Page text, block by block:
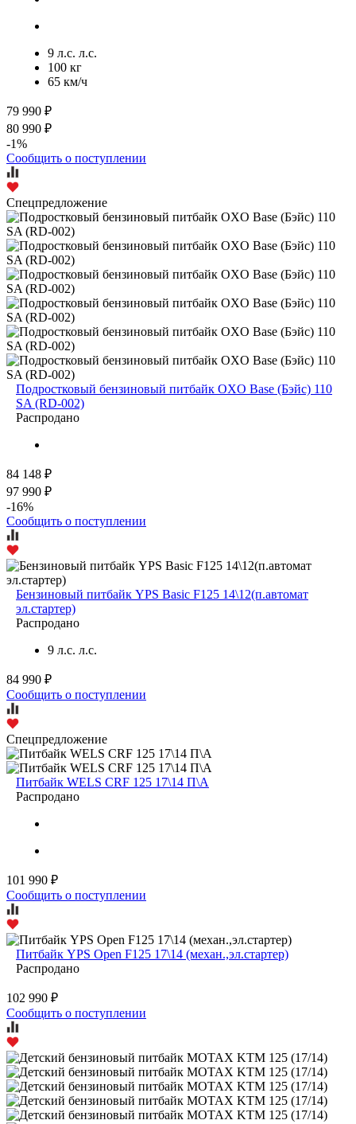
9 л.с. л.с.
100 кг
65 км/ч
79 990 ₽
80 990 ₽
-1%
Сообщить о поступлении
Спецпредложение
Подростковый бензиновый питбайк OXO Base (Бэйс) 110
SA (RD-002)
Распродано
84 148 ₽
97 990 ₽
-16%
Сообщить о поступлении
Бензиновый питбайк YPS Basic F125 14\12(п.автомат
эл.стартер)
Распродано
9 л.с. л.с.
84 990 ₽
Сообщить о поступлении
Спецпредложение
Питбайк WELS CRF 125 17\14 П\А
Распродано
101 990 ₽
Сообщить о поступлении
Питбайк YPS Open F125 17\14 (механ.,эл.стартер)
Распродано
102 990 ₽
Сообщить о поступлении